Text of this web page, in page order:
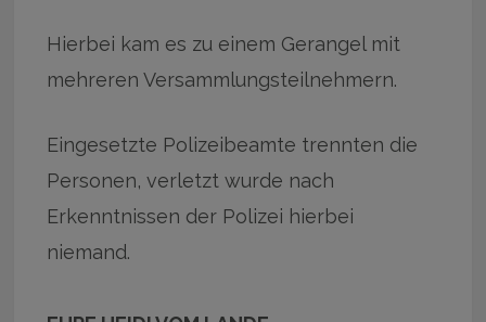
Hierbei kam es zu einem Gerangel mit
mehreren Versammlungsteilnehmern.
Eingesetzte Polizeibeamte trennten die
Personen, verletzt wurde nach
Erkenntnissen der Polizei hierbei
niemand.